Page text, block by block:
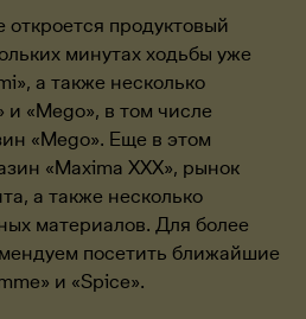
продуктовый
минутах ходьбы уже
а также несколько
и «Mego», в том числе
«Mego». Еще в этом
«Maxima XXX», рынок
а также несколько
материалов. Для более
посетить ближайшие
и «Spice».